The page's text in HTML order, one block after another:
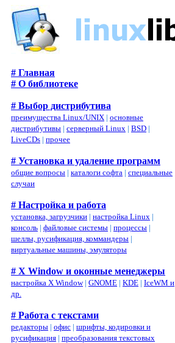
# Главная
# О библиотеке
# Выбор дистрибутива
преимущества Linux/UNIX | основные
дистрибутивы | серверный Linux | BSD |
LiveCDs | прочее
# Установка и удаление программ
общие вопросы | каталоги софта | специальные
случаи
# Настройка и работа
установка, загрузчики | настройка Linux |
консоль | файловые системы | процессы |
шеллы, русификация, коммандеры |
виртуальные машины, эмуляторы
# X Window и оконные менеджеры
настройка X Window| GNOME | KDE | IceWM и
др.
# Работа с текстами
редакторы | офис | шрифты, кодировки и
русификация | преобразования текстовых